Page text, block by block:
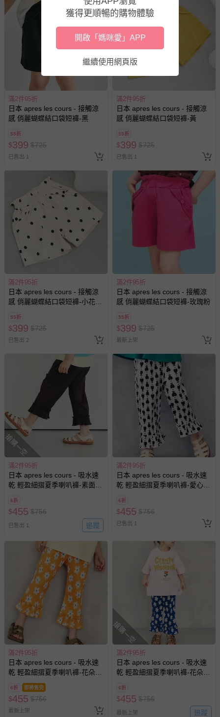
深淺色請分開洗滌，以避免造成互相移染。請使用中性洗
劑；浸泡時間不宜過長
請勿使用漂白劑、螢光增白劑及衣物柔軟劑，以免破壞布料
針織、刺繡、立體造型等類服飾，建議套入洗衣袋再清潔
過分烘乾會導致衣物收縮，破壞織物纖維，不建議使用烘衣
每件商品在拍攝時力求忠實呈現，但因為每台電腦、手機或
平板會因為螢幕亮度及解析度不同，與實際成品還是會有些
差異
預購為海外同步代購，遇缺貨即會通知媽咪並協助取消退款
事宜
退換貨須知
您所購買的商品享有7天的鑑賞期／猶豫期權益，但此期間
並非試用期，您所退回的商品必須是未經使用的全新狀態，
包含完整包裝、配件、說明文件及贈品等。
如需退換貨，請於收到商品7天（含例假日內提出），如為
瑕疵退換貨所產生的運費，將由媽咪愛負責處理，若非瑕疵
退貨，您可至『查詢訂單』>『已出貨』中查詢該筆訂單，
並點選『我要退貨』即可進行申請。若有相關退貨問題，請
至媽咪愛LINE@客服ID: @mamilove
我們將依序為您處理
針對滿件折/滿額贈…等活動，如因部份退貨，而該訂單保
留商品未達活動門檻，將以原價計算，活動贈品亦需一併退
回。
部分商品依據消費者保護法的規定，不適用七天鑑賞期/猶
易於腐敗、保存期限較短或解約時即將逾期（例如生鮮
商品、食品等）。
客製化商品（例如客製生日書、姓名貼等）。
報紙、期刊或雜誌（惟書籍如經拆封、使用，則酌收整
新費用）。
經消費者拆封之影音商品或電腦軟體（例如 DVD、CD
非以有形媒介提供之數位內容或一經提供即為完成之線
上服務，經消費者事先同意始提供（例如線上課程、遊
戲或活動點數等）。
-個人衛生用品（例如尿布、貼身衣物、泳裝、襪子、地
墊、寢具類等）。
-新生兒親膚衣物（嬰幼兒包巾與背巾、包屁衣、學習
-接觸性孕哺產品（奶嘴、奶瓶、擠乳器、哺乳衣、托腹
帶束縛衣、餐搖椅等）。
-其他原廠盒裝商品封口處已貼上「不可拆封」，或具警
示字句等說明貼紙、封條者。
國際航空、客運、訂房等服務。
相關的退換貨辦理流程，可詳見： 退換貨 & 退款問題
其他常見問題：
運送服務：目前提供的運送僅限台灣本島。如您位於離島地
區，可能會無法配送，或須依據商品需加收離島運費。廠商
亦保留出貨與否的權利。離島、偏遠地區、樓層親送等加價
費用，可能會另需加收。
商品實際的配達日期，可於訂單個人資料內的查詢訂單內，
滿2件95折
日本 apres les cours - 接觸涼
感 俏麗蝴蝶結口袋短褲-黑
55折
$399 $725
已售出 1
滿2件95折
日本 apres les cours - 接觸涼
感 俏麗蝴蝶結口袋短褲-黃
55折
$399 $725
已售出 1
滿2件95折
日本 apres les cours - 接觸涼
感 俏麗蝴蝶結口袋短褲-小花-
55折
$399 $725
已售出 2
滿2件95折
日本 apres les cours - 接觸涼
感 俏麗蝴蝶結口袋短褲-玫瑰粉
55折
$399 $725
最新上架
搶購一空
滿2件95折
日本 apres les cours - 吸水速
乾 輕盈細摺夏季喇叭褲-素面-
6折
$455 $756
已售出 1 追蹤
滿2件95折
日本 apres les cours - 吸水速
乾 輕盈細摺夏季喇叭褲-愛心-
6折
$455 $756
已售出 1
滿2件95折
日本 apres les cours - 吸水速
乾 輕盈細摺夏季喇叭褲-花朵-
6折 即將售完
$455 $756
最新上架
搶購一空
滿2件95折
日本 apres les cours - 吸水速
乾 輕盈細摺夏季喇叭褲-花朵-
6折
$455 $756
最新上架 追蹤
獲得更順暢的購物體驗
開啟「媽咪愛」APP
繼續使用網頁版